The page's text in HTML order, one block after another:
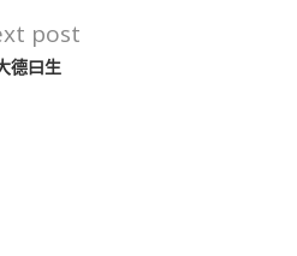
post
德曰生